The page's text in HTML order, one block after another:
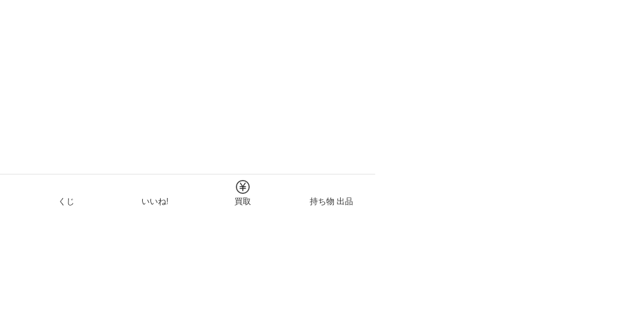
くじ いいね! 買取 持ち物 出品